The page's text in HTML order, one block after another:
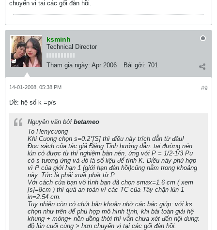
chuyển vị tại các gối đàn hồi.
ksminh
Technical Director
Tham gia ngày: Apr 2006 Bài gởi: 701
#9
14-01-2008, 05:38 PM
Ðề: hệ số k =p/s
Nguyên văn bởi betameo
To Henycuong
Khi Cuong chọn s=0.2*[S] thì điều này trích dẫn từ đâu!
Đọc sách của tác giả Đặng Tỉnh hướng dẫn: tại đường nén
lún có được từ thí nghiệm bàn nén, ứng với P = 1/2-1/3 Pu
có s tương ứng và đó là số liệu để tính K. Điều này phù hợp
vì P của giới hạn 1 (giới hạn đàn hồi)củng nằm trong khoảng
này. Tức là phải xuất phát từ P.
Với cách của bạn vô tình bạn đã chọn smax=1.6 cm ( xem
[s]=8cm ) thì quá an toàn vì các TC của Tây chặn lún 1
in=2.54 cm.
Tuy nhiên còn có chút băn khoăn nhờ các bác giúp: với ks
chọn như trên để phù hợp mô hình tính, khi bài toán giải hệ
khung + móng+ nền đồng thời thì vẫn chưa xét đến nội dung:
độ lún cuối cùng > hơn chuyển vị tại các gối đàn hồi.